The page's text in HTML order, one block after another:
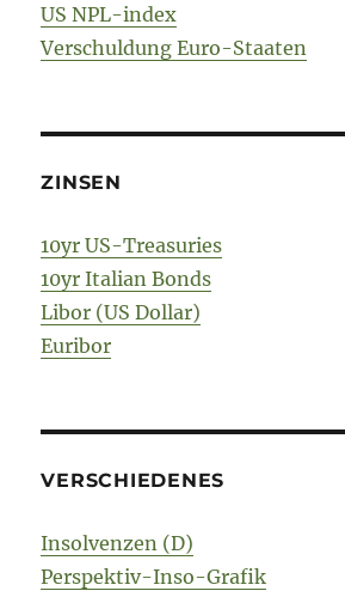
US NPL-index
Verschuldung Euro-Staaten
ZINSEN
10yr US-Treasuries
10yr Italian Bonds
Libor (US Dollar)
Euribor
VERSCHIEDENES
Insolvenzen (D)
Perspektiv-Inso-Grafik